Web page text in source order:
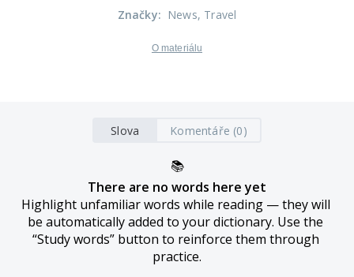
Značky: News, Travel
O materiálu
Slova Komentáře (0)
📚
There are no words here yet
Highlight unfamiliar words while reading — they will
be automatically added to your dictionary. Use the
“Study words” button to reinforce them through
practice.